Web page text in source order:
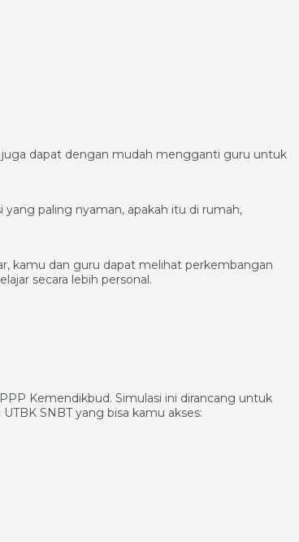
dapat dengan mudah mengganti guru untuk
yang paling nyaman, apakah itu di rumah,
kamu dan guru dapat melihat perkembangan
secara lebih personal.
Kemendikbud. Simulasi ini dirancang untuk
SNBT yang bisa kamu akses: